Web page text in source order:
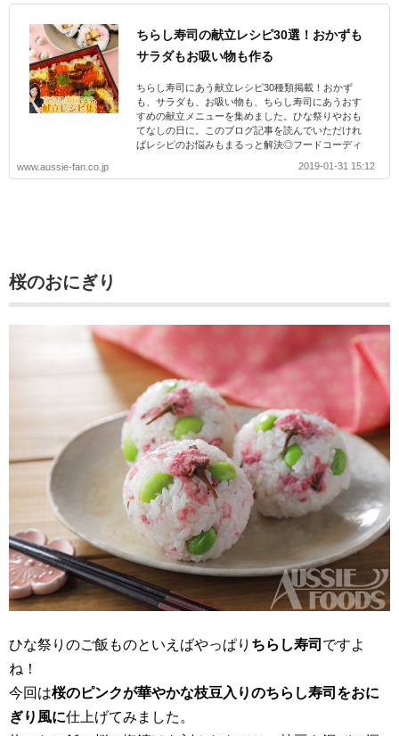
ちらし寿司の献立レシピ30選！おかずも
サラダもお吸い物も作る
ちらし寿司にあう献立レシピ30種類掲載！おかず
も、サラダも、お吸い物も、ちらし寿司にあうおす
すめの献立メニューを集めました。ひな祭りやおも
てなしの日に。このブログ記事を読んでいただけれ
ばレシピのお悩みもまるっと解決◎フードコーディ
www.aussie-fan.co.jp 2019-01-31 15:12
桜のおにぎり
ひな祭りのご飯ものといえばやっぱり ちらし寿司 ですよ
ね！
今回は桜のピンクが華やかな枝豆入りのちらし寿司をおに
ぎり風に仕上げてみました。